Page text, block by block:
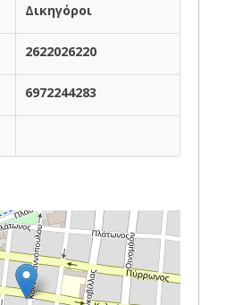
Δικηγόροι
2622026220
6972244283